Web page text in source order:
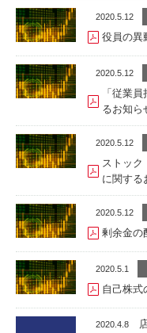
2020.5.12
役員の異
2020.5.12
「従業
るお知ら
2020.5.12
ストック
に関する
2020.5.12
剰余金の
2020.5.1
自己株式
2020.4.8